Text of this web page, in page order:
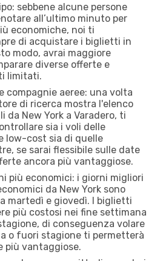
sebbene alcune persone
all’ultimo minuto per
economiche, noi ti
di acquistare i biglietti in
modo, avrai maggiore
diverse offerte e
limitati.
compagnie aeree: una volta
di ricerca mostra l'elenco
da New York a Varadero, ti
sia i voli delle
low-cost sia di quelle
se sarai flessibile sulle date
ancora più vantaggiose.
più economici: i giorni migliori
da New York sono
martedì e giovedì. I biglietti
più costosi nei fine settimana
di conseguenza volare
o fuori stagione ti permetterà
più vantaggiose.